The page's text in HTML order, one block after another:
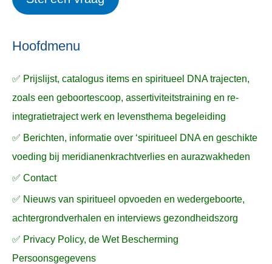
e
n
k
a
r
:
Hoofdmenu
✅ Prijslijst, catalogus items en spiritueel DNA trajecten,
zoals een geboortescoop, assertiviteitstraining en re-
integratietraject werk en levensthema begeleiding
✅ Berichten, informatie over ‘spiritueel DNA en geschikte
voeding bij meridianenkrachtverlies en aurazwakheden
✅ Contact
✅ Nieuws van spiritueel opvoeden en wedergeboorte,
achtergrondverhalen en interviews gezondheidszorg
✅ Privacy Policy, de Wet Bescherming
Persoonsgegevens
p
n